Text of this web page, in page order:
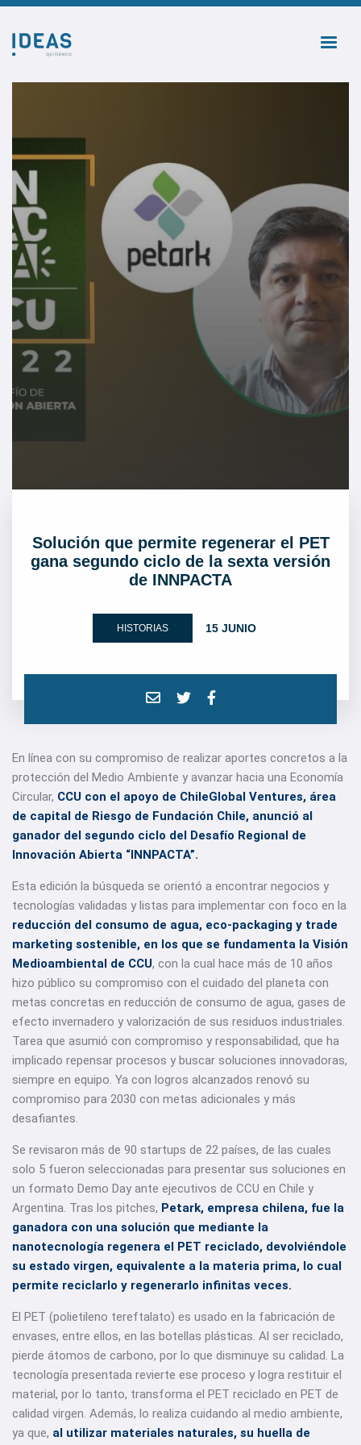
Solución que permite regenerar el PET
gana segundo ciclo de la sexta versión
de INNPACTA
HISTORIAS 15 JUNIO
En línea con su compromiso de realizar aportes concretos a la
protección del Medio Ambiente y avanzar hacia una Economía
Circular, CCU con el apoyo de ChileGlobal Ventures, área
de capital de Riesgo de Fundación Chile, anunció al
ganador del segundo ciclo del Desafío Regional de
Innovación Abierta “INNPACTA”.
Esta edición la búsqueda se orientó a encontrar negocios y
tecnologías validadas y listas para implementar con foco en la
reducción del consumo de agua, eco-packaging y trade
marketing sostenible, en los que se fundamenta la Visión
Medioambiental de CCU, con la cual hace más de 10 años
hizo público su compromiso con el cuidado del planeta con
metas concretas en reducción de consumo de agua, gases de
efecto invernadero y valorización de sus residuos industriales.
Tarea que asumió con compromiso y responsabilidad, que ha
implicado repensar procesos y buscar soluciones innovadoras,
siempre en equipo. Ya con logros alcanzados renovó su
compromiso para 2030 con metas adicionales y más
desafiantes.
Se revisaron más de 90 startups de 22 países, de las cuales
solo 5 fueron seleccionadas para presentar sus soluciones en
un formato Demo Day ante ejecutivos de CCU en Chile y
Argentina. Tras los pitches, Petark, empresa chilena, fue la
ganadora con una solución que mediante la
nanotecnología regenera el PET reciclado, devolviéndole
su estado virgen, equivalente a la materia prima, lo cual
permite reciclarlo y regenerarlo infinitas veces.
El PET (polietileno tereftalato) es usado en la fabricación de
envases, entre ellos, en las botellas plásticas. Al ser reciclado,
pierde átomos de carbono, por lo que disminuye su calidad. La
tecnología presentada revierte ese proceso y logra restituir el
material, por lo tanto, transforma el PET reciclado en PET de
calidad virgen. Además, lo realiza cuidando al medio ambiente,
ya que, al utilizar materiales naturales, su huella de